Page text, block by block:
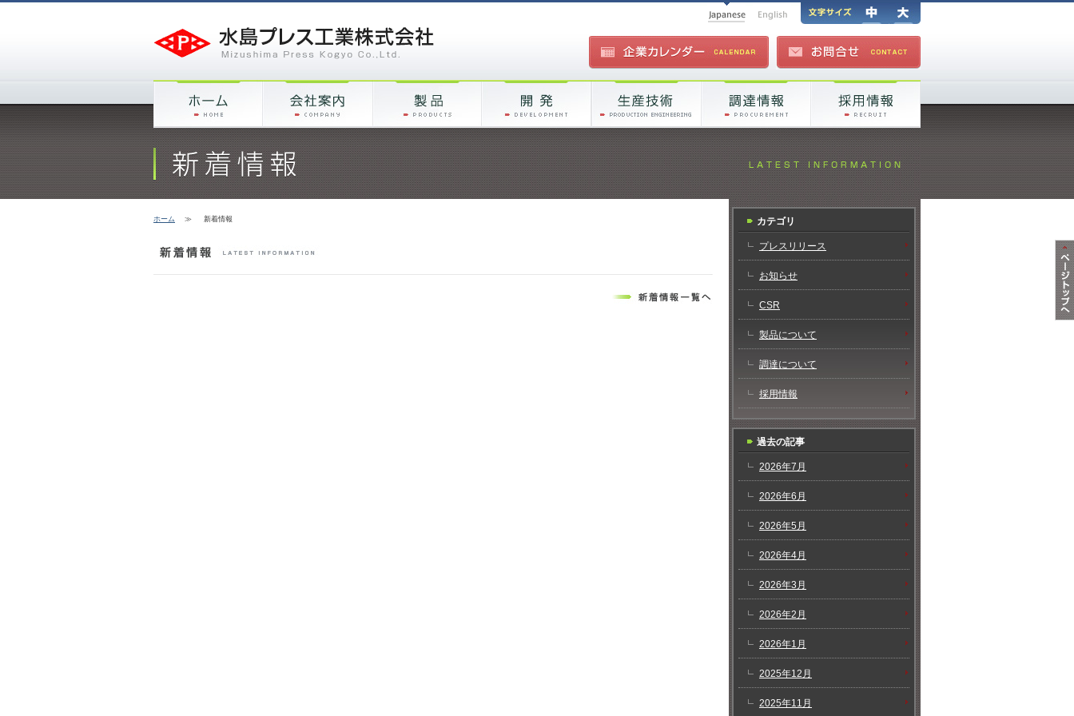
ホーム ≫ 新着情報 カテゴリ
プレスリリース
お知らせ
CSR
製品について
調達について
採用情報
過去の記事
2026年7月
2026年6月
2026年5月
2026年4月
2026年3月
2026年2月
2026年1月
2025年12月
2025年11月